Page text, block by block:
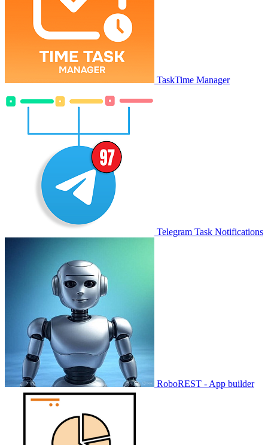
TaskTime Manager
Telegram Task Notifications
RoboREST - App builder